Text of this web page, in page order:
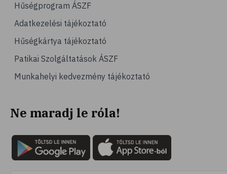
# vérnyomásmérés
# kardiológia
# kardiovaszkuláris betegségek
# szív- és érrendszer
# vérnyomás
# mozgás
# pszichológia
# hátfájás
Hűségprogram ÁSZF
Adatkezelési tájékoztató
Hűségkártya tájékoztató
Patikai Szolgáltatások ÁSZF
Munkahelyi kedvezmény tájékoztató
Ne maradj le róla!